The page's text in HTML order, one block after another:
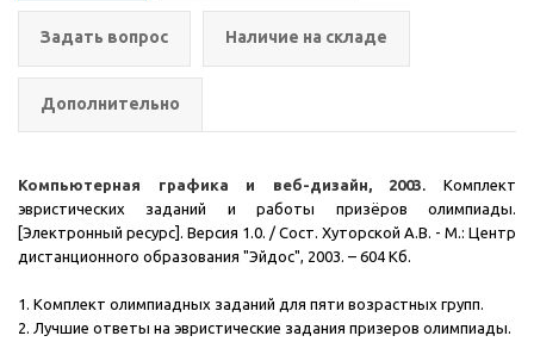
Задать вопрос Наличие на складе
Дополнительно
Компьютерная графика и веб-дизайн, 2003.Комплект
эвристических заданий и работы призёров олимпиады.
[Электронный ресурс]. Версия 1.0. / Сост. Хуторской А.В. - М.: Центр
дистанционного образования "Эйдос", 2003. – 604 Кб.
1. Комплект олимпиадных заданий для пяти возрастных групп.
2. Лучшие ответы на эвристические задания призеров олимпиады.